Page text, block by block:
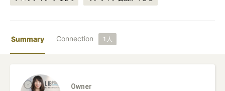
Summary Connection 1 人
Owner